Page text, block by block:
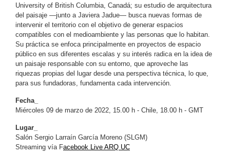
University of British Columbia, Canadá; su estudio de arquitectura
del paisaje —junto a Javiera Jadue— busca nuevas formas de
intervenir el territorio con el objetivo de generar espacios
compatibles con el medioambiente y las personas que lo habitan.
Su práctica se enfoca principalmente en proyectos de espacio
público en sus diferentes escalas y su interés radica en la idea de
un paisaje responsable con su entorno, que aproveche las
riquezas propias del lugar desde una perspectiva técnica, lo que,
para sus fundadoras, fundamenta cada intervención.
Fecha_
Miércoles 09 de marzo de 2022, 15.00 h - Chile, 18.00 h - GMT
Lugar_
Salón Sergio Larraín García Moreno (SLGM)
Streaming vía Facebook Live ARQ UC